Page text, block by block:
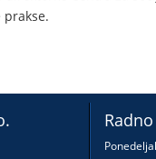
prakse.